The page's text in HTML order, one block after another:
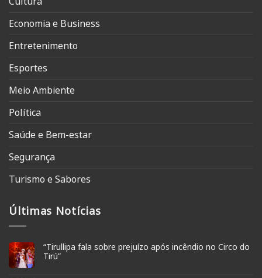
Economia e Business
Entretenimento
Esportes
Meio Ambiente
Política
Saúde e Bem-estar
Segurança
Turismo e Sabores
Últimas Notícias
“Tirullipa fala sobre prejuízo após incêndio no Circo do
Tirú”